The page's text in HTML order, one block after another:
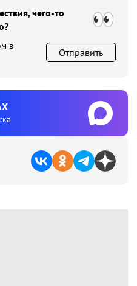
чего-то
в
Отправить